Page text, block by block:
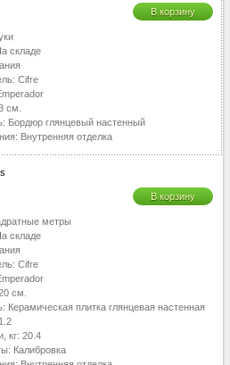
В корзину
складе
Cifre
см.
Бордюр глянцевый настенный
Внутренняя отделка
В корзину
метры
складе
Cifre
см.
Керамическая плитка глянцевая настенная
1.2
кг: 20.4
Калибровка